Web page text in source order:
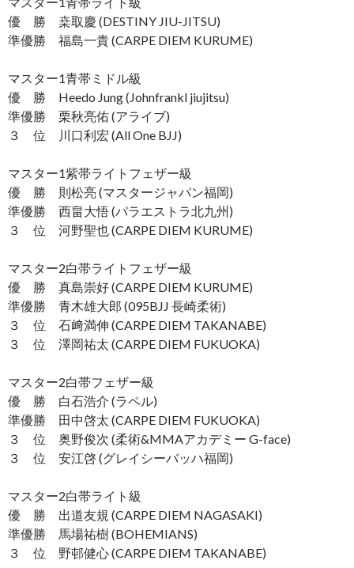
優 勝 桒取慶 (DESTINY JIU-JITSU)
準優勝 福島一貴 (CARPE DIEM KURUME)
マスター1青帯ミドル級
優 勝 Heedo Jung (Johnfrankl jiujitsu)
準優勝 栗秋亮佑 (アライブ)
３ 位 川口利宏 (All One BJJ)
マスター1紫帯ライトフェザー級
優 勝 則松亮 (マスタージャパン福岡)
準優勝 西畠大悟 (パラエストラ北九州)
３ 位 河野聖也 (CARPE DIEM KURUME)
マスター2白帯ライトフェザー級
優 勝 真島崇好 (CARPE DIEM KURUME)
準優勝 青木雄大郎 (095BJJ 長崎柔術)
３ 位 石﨑満伸 (CARPE DIEM TAKANABE)
３ 位 澤岡祐太 (CARPE DIEM FUKUOKA)
マスター2白帯フェザー級
優 勝 白石浩介 (ラペル)
準優勝 田中啓太 (CARPE DIEM FUKUOKA)
３ 位 奥野俊次 (柔術&MMAアカデミー G-face)
３ 位 安江啓 (グレイシーバッハ福岡)
マスター2白帯ライト級
優 勝 出道友規 (CARPE DIEM NAGASAKI)
準優勝 馬場祐樹 (BOHEMIANS)
３ 位 野邨健心 (CARPE DIEM TAKANABE)